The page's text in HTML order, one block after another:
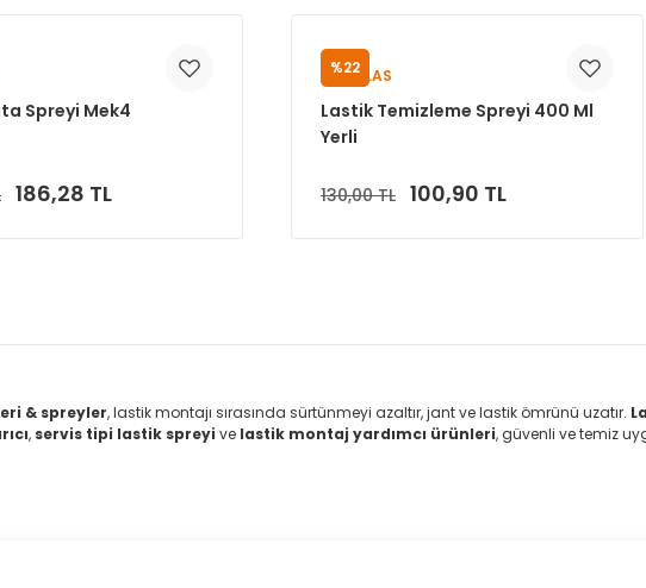
Spreyi Mek4
186,28 TL
Sepete Ekle
%22
PUMALAS
Lastik Temizleme Spreyi 400 Ml
Yerli
130,00 TL 100,90 TL
Sepete Ekle
& spreyler, lastik montajı sırasında sürtünmeyi azaltır, jant ve lastik ömrünü uzatır.
, servis tipi lastik spreyi ve lastik montaj yardımcı ürünleri, güvenli ve temiz